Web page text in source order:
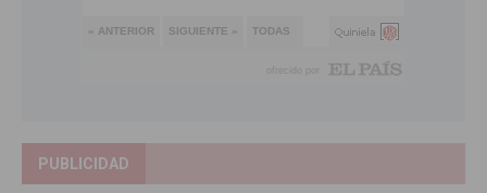
PUBLICIDAD